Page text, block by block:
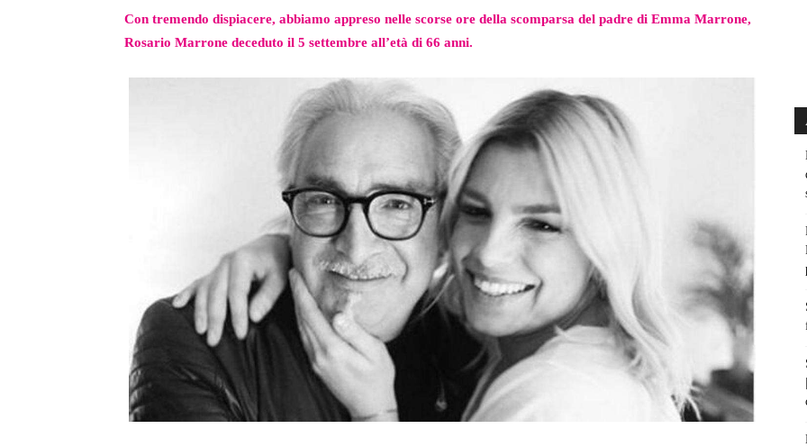
Con tremendo dispiacere, abbiamo appreso nelle scorse ore della scomparsa del padre di Emma Marrone,
Rosario Marrone deceduto il 5 settembre all’età di 66 anni.